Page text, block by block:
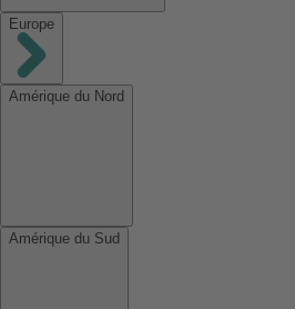
Europe
Amérique du Nord
Amérique du Sud